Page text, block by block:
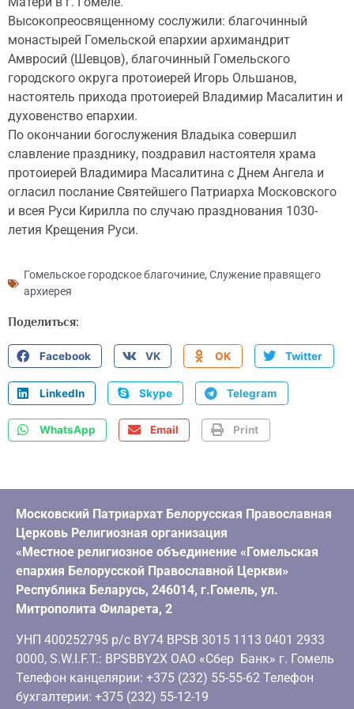
Высокопреосвященному сослужили: благочинный
монастырей Гомельской епархии архимандрит
Амвросий (Шевцов), благочинный Гомельского
городского округа протоиерей Игорь Ольшанов,
настоятель прихода протоиерей Владимир Масалитин и
духовенство епархии.
По окончании богослужения Владыка совершил
славление празднику, поздравил настоятеля храма
протоиерей Владимира Масалитина с Днем Ангела и
огласил послание Святейшего Патриарха Московского
и всея Руси Кирилла по случаю празднования 1030-
летия Крещения Руси.
Гомельское городское благочиние, Служение правящего
архиерея
Поделиться:
Facebook VK OK Twitter
LinkedIn Skype Telegram
WhatsApp Email Print
Московский Патриархат Белорусская Православная
Церковь Религиозная организация
«Местное религиозное объединение «Гомельская
епархия Белорусской Православной Церкви»
Республика Беларусь, 246014, г.Гомель, ул.
Митрополита Филарета, 2
УНП 400252795 р/с BY74 BPSB 3015 1113 0401 2933
0000, S.W.I.F.T.: BPSBBY2X ОАО «Сбер Банк» г. Гомель
Телефон канцелярии: +375 (232) 55-55-62 Телефон
бухгалтерии: +375 (232) 55-12-19